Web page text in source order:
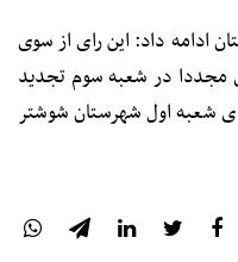
ادامه داد: این رای از سوی
مجددا در شعبه سوم تجدید
شعبه اول شهرستان شوشتر